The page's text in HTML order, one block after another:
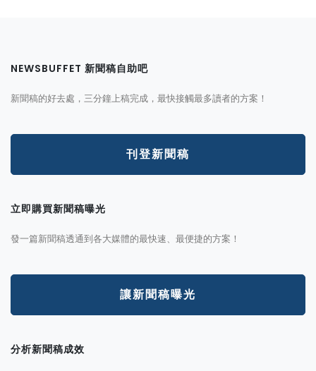
NEWSBUFFET 新聞稿自助吧
新聞稿的好去處，三分鐘上稿完成，最快接觸最多讀者的方案！
刊登新聞稿
立即購買新聞稿曝光
發一篇新聞稿透通到各大媒體的最快速、最便捷的方案！
讓新聞稿曝光
分析新聞稿成效